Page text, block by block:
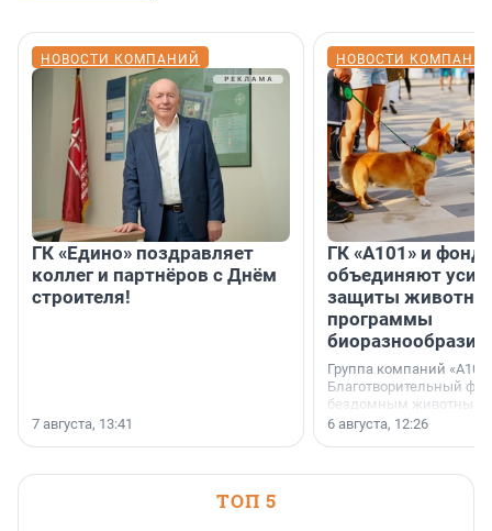
НОВОСТИ КОМПАНИЙ
ГК «Едино» поздравляет
коллег и партнёров с Днём
строителя!
7 августа, 13:41
НОВОСТИ
ГК «А101» и фонд
объединяют
защиты
программы
биоразнообразия
Группа компаний
Благотворительный
бездомным животным
заключили соглашение
6 августа, 12:26
ТОП 5